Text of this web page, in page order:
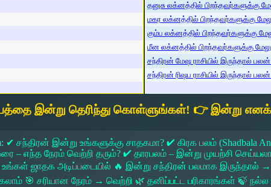
தனுசு லக்னத்தில் பிறந்தவர்களுக்கு
மகர லக்னத்தில் பிறந்தவர்களுக்கு
கும்ப லக்னத்தில் பிறந்தவர்களுக்கு
மீன லக்னத்தில் பிறந்தவர்களுக்கு
சந்திரன் மேஷ ராசியில் இருந்தால் பலன்
சந்திரன் ரிஷப ராசியில் இருந்தால் பலன்
இன்று தெரிந்து கொள்ளுங்கள்! 👉 இன்று
சந்திரன் இன்று உங்களுக்கு சாதகமா? ✔ கிரக பலம் (Shadbala
எந்த நேரம் வெற்றி தரும்? ✔ தாரபலம் – இன்று முயற்சி
உங்கள் ஜாதக அடிப்படையில் 🔥 இன்று சந்திரன் பலமாக
🎯 சரியான நேரம் → வெற்றி 🌿 தனிப்பட்ட பரிகாரங்கள் 🍃